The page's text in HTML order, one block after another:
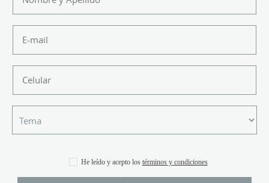
He leído y acepto los términos y condiciones